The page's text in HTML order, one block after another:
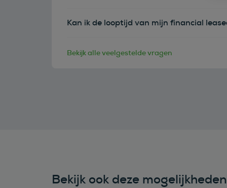
Kan ik de looptijd van mijn financial
Bekijk alle veelgestelde vragen
Bekijk ook deze